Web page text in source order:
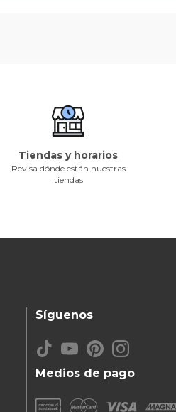
Tiendas y horarios
Revisa dónde están nuestras
tiendas
Medios de pago
Síguenos